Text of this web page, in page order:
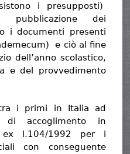
i presupposti)
pubblicazione dei
i documenti presenti
e ciò al fine
dell’anno scolastico,
e del provvedimento
i primi in Italia ad
di accoglimento in
ex l.104/1992 per i
con conseguente